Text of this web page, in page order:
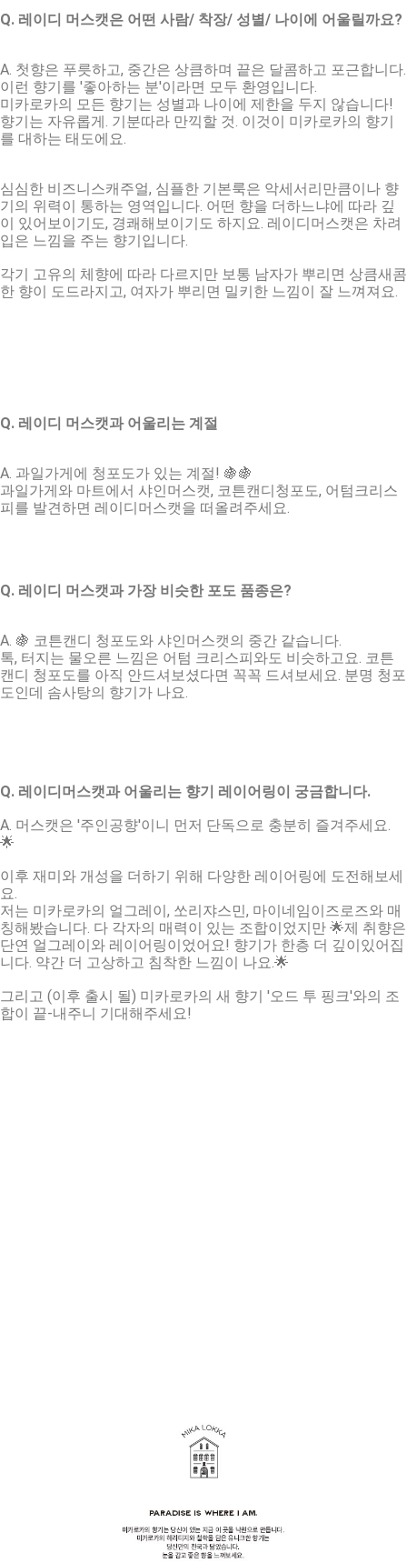
Q. 레이디 머스캣은 어떤 사람/ 착장/ 성별/ 나이에 어울릴까요?
A. 첫향은 푸릇하고, 중간은 상큼하며 끝은 달콤하고 포근합니다.
이런 향기를 '좋아하는 분'이라면 모두 환영입니다.
미카로카의 모든 향기는 성별과 나이에 제한을 두지 않습니다!
향기는 자유롭게. 기분따라 만끽할 것. 이것이 미카로카의 향기
를 대하는 태도에요.
심심한 비즈니스캐주얼, 심플한 기본룩은 악세서리만큼이나 향
기의 위력이 통하는 영역입니다. 어떤 향을 더하느냐에 따라 깊
이 있어보이기도, 경쾌해보이기도 하지요. 레이디머스캣은 차려
입은 느낌을 주는 향기입니다.
각기 고유의 체향에 따라 다르지만 보통 남자가 뿌리면 상큼새콤
한 향이 도드라지고, 여자가 뿌리면 밀키한 느낌이 잘 느껴져요.
Q. 레이디 머스캣과 어울리는 계절
A. 과일가게에 청포도가 있는 계절! 🍇🍇
과일가게와 마트에서 샤인머스캣, 코튼캔디청포도, 어텀크리스
피를 발견하면 레이디머스캣을 떠올려주세요.
Q. 레이디 머스캣과 가장 비슷한 포도 품종은?
A. 🍇 코튼캔디 청포도와 샤인머스캣의 중간 같습니다.
톡, 터지는 물오른 느낌은 어텀 크리스피와도 비슷하고요. 코튼
캔디 청포도를 아직 안드셔보셨다면 꼭꼭 드셔보세요. 분명 청포
도인데 솜사탕의 향기가 나요.
Q. 레이디머스캣과 어울리는 향기 레이어링이 궁금합니다.
A. 머스캣은 '주인공향'이니 먼저 단독으로 충분히 즐겨주세요.
🌟
이후 재미와 개성을 더하기 위해 다양한 레이어링에 도전해보세
요.
저는 미카로카의 얼그레이, 쏘리쟈스민, 마이네임이즈로즈와 매
칭해봤습니다. 다 각자의 매력이 있는 조합이었지만 🌟제 취향은
단연 얼그레이와 레이어링이었어요! 향기가 한층 더 깊이있어집
니다. 약간 더 고상하고 침착한 느낌이 나요.🌟
그리고 (이후 출시 될) 미카로카의 새 향기 '오드 투 핑크'와의 조
합이 끝-내주니 기대해주세요!